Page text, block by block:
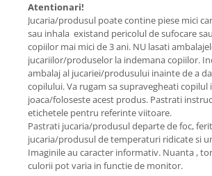
Atentionari!
Jucaria/produsul poate contine piese mici
sau inhala existand pericolul de sufocare
copiilor mai mici de 3 ani. NU lasati
jucariilor/produselor la indemana copiilor.
ambalaj al jucariei/produsului inainte de a
copilului. Va rugam sa supravegheati copilul
joaca/foloseste acest produs. Pastrati
etichetele pentru referinte viitoare.
Pastrati jucaria/produsul departe de foc,
jucaria/produsul de temperaturi ridicate si
Imaginile au caracter informativ. Nuanta ,
culorii pot varia in functie de monitor.